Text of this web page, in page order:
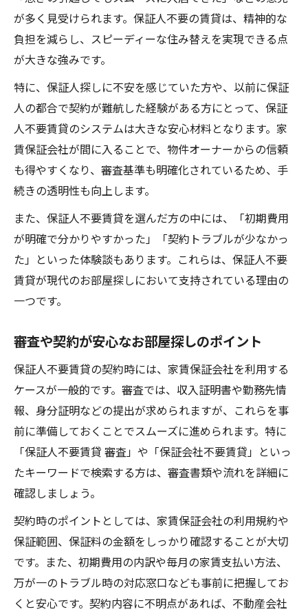
が多く見受けられます。保証人不要の賃貸は、精神的な
負担を減らし、スピーディーな住み替えを実現できる点
が大きな強みです。
特に、保証人探しに不安を感じていた方や、以前に保証
人の都合で契約が難航した経験がある方にとって、保証
人不要賃貸のシステムは大きな安心材料となります。家
賃保証会社が間に入ることで、物件オーナーからの信頼
も得やすくなり、審査基準も明確化されているため、手
続きの透明性も向上します。
また、保証人不要賃貸を選んだ方の中には、「初期費用
が明確で分かりやすかった」「契約トラブルが少なかっ
た」といった体験談もあります。これらは、保証人不要
賃貸が現代のお部屋探しにおいて支持されている理由の
一つです。
審査や契約が安心なお部屋探しのポイント
保証人不要賃貸の契約時には、家賃保証会社を利用する
ケースが一般的です。審査では、収入証明書や勤務先情
報、身分証明などの提出が求められますが、これらを事
前に準備しておくことでスムーズに進められます。特に
「保証人不要賃貸 審査」や「保証会社不要賃貸」といっ
たキーワードで検索する方は、審査書類や流れを詳細に
確認しましょう。
契約時のポイントとしては、家賃保証会社の利用規約や
保証範囲、保証料の金額をしっかり確認することが大切
です。また、初期費用の内訳や毎月の家賃支払い方法、
万が一のトラブル時の対応窓口なども事前に把握してお
くと安心です。契約内容に不明点があれば、不動産会社